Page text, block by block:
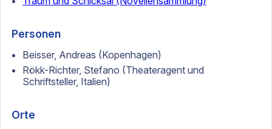
Personen
Beisser, Andreas (Kopenhagen)
Rökk-Richter, Stefano (Theateragent und
Schriftsteller, Italien)
Orte